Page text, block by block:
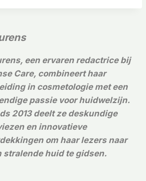
een ervaren redactrice bij
Care, combineert haar
in cosmetologie met een
passie voor huidwelzijn.
2013 deelt ze deskundige
en innovatieve
om haar lezers naar
stralende huid te gidsen.